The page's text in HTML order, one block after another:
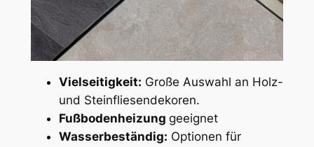
Vielseitigkeit: Große Auswahl an Holz-
und Steinfliesendekoren.
Fußbodenheizung geeignet
Wasserbeständig: Optionen für